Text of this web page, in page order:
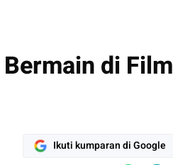
di Film
Ikuti kumparan di Google